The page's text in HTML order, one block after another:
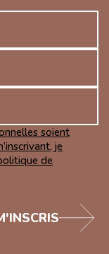
soient
je
de